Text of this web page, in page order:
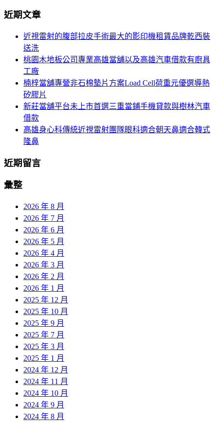
航
關
近期文章
近視雷射的腹部拉皮手術最大的影印機租賃品牌乾西裝
送洗
桃園木地板公司專業高雄當舖以及高雄汽車借款有廚具
工廠
楠梓當舖專營非石棉墊片方案Load Cell荷重元優選導熱
矽膠片
新莊當舖平台未上市首選三重當鋪手機貸款與樹林汽車
借款
高雄身心科傳統近視雷射團隊眼科適合朝天鼻適合韓式
隆鼻
近期留言
彙整
2026 年 8 月
2026 年 7 月
2026 年 6 月
2026 年 5 月
2026 年 4 月
2026 年 3 月
2026 年 2 月
2026 年 1 月
2025 年 12 月
2025 年 10 月
2025 年 9 月
2025 年 7 月
2025 年 3 月
2025 年 1 月
2024 年 12 月
2024 年 11 月
2024 年 10 月
2024 年 9 月
2024 年 8 月